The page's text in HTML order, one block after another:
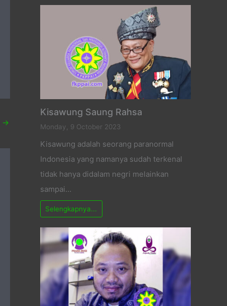
→
Kisawung Saung Rahsa
Monday, 9 October 2023
Kisawung adalah seorang paranormal
Indonesia yang namanya sudah terkenal
tidak hanya didalam negri melainkan
sampai…
Selengkapnya...